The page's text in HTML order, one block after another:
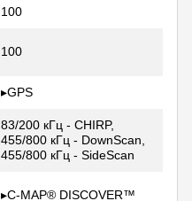
100
100
▸GPS
83/200 кГц - CHIRP,
455/800 кГц - DownScan,
455/800 кГц - SideScan
▸C-MAP® DISCOVER™